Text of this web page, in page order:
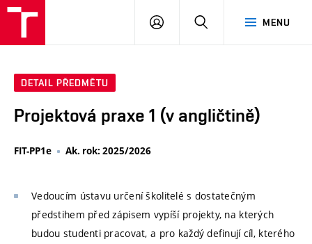
MENU
PŘIHLÁSIT
DETAIL PŘEDMĚTU
Projektová praxe 1 (v angličtině)
FIT-PP1e Ak. rok: 2025/2026
Vedoucím ústavu určení školitelé s dostatečným
předstihem před zápisem vypíší projekty, na kterých
budou studenti pracovat, a pro každý definují cíl, kterého